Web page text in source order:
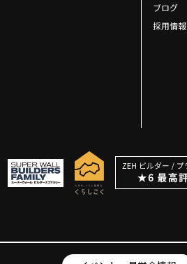
ブログ
採用情報